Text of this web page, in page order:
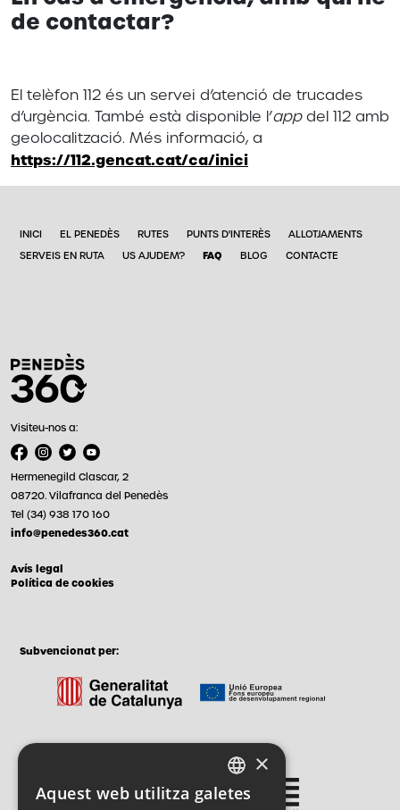
de contactar?
El telèfon 112 és un servei d’atenció de trucades
d’urgència. També està disponible l’appdel 112 amb
geolocalització. Més informació, a
https://112.gencat.cat/ca/inici
INICI EL PENEDÈS RUTES PUNTS D'INTERÈS
ALLOTJAMENTS
SERVEIS EN RUTA
US AJUDEM? FAQ BLOG CONTACTE
Visiteu-nos a:
Hermenegild Clascar, 2
08720. Vilafranca del Penedès
Tel (34) 938 170 160
info@penedes360.cat
Avís legal
Política de cookies
Subvencionat per:
CATALAN
×
Aquest web utilitza galetes